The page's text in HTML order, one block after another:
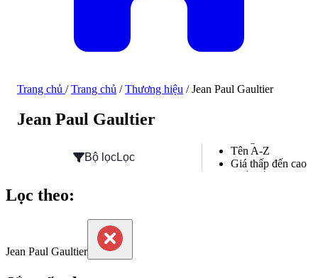
Trang chủ / Trang chủ / Thương hiệu / Jean Paul Gaultier
Jean Paul Gaultier
Bộ lọcLọc
Tên A-Z
Giá thấp đến cao
Lọc theo:
Jean Paul Gaultier